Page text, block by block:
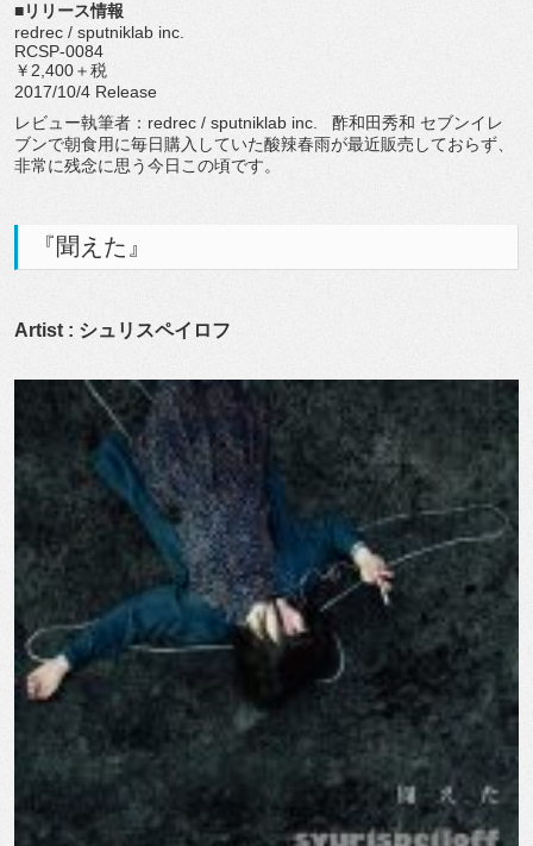
■リリース情報
redrec / sputniklab inc.
RCSP-0084
￥2,400＋税
2017/10/4 Release
レビュー執筆者：redrec / sputniklab inc. 酢和田秀和 セブンイレ
ブンで朝食用に毎日購入していた酸辣春雨が最近販売しておらず、
非常に残念に思う今日この頃です。
『聞えた』
Artist : シュリスペイロフ